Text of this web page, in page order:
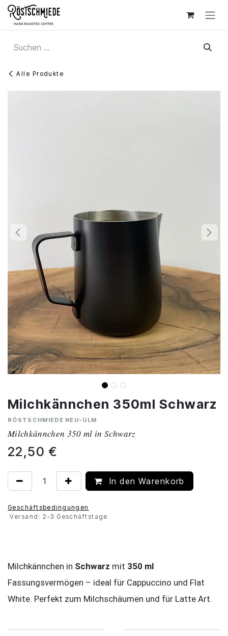
Zum Inhalt springen
Alle Produkte
Milchkännchen 350ml Schwarz
RÖSTSCHMIEDE NEU-ULM
Milchkännchen 350 ml in Schwarz
22,50 €
In den Warenkorb
Geschäftsbedingungen
Versand: 2-3 Geschäftstage
Milchkännchen in Schwarz mit 350 ml
Fassungsvermögen – ideal für Cappuccino und Flat
White. Perfekt zum Milchschäumen und für Latte Art.